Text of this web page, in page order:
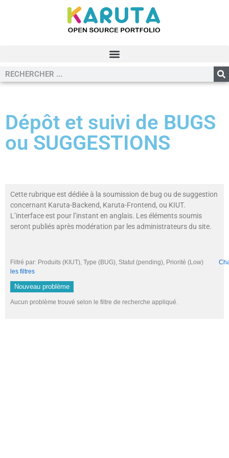
Dépôt et suivi de BUGS
ou SUGGESTIONS
Cette rubrique est dédiée à la soumission de bug ou de suggestion
concernant Karuta-Backend, Karuta-Frontend, ou KIUT.
L’interface est pour l’instant en anglais. Les éléments soumis
seront publiés après modération par les administrateurs du site.
Filtré par: Produits (KIUT), Type (BUG), Statut (pending), Priorité (Low)
les filtres
Nouveau problème
Aucun problème trouvé selon le filtre de recherche appliqué.